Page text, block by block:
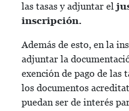
las tasas y adjuntar el
inscripción.
Además de esto, en la
adjuntar la
exención de pago de las
los documentos
puedan ser de interés